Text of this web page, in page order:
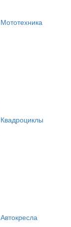
Мототехника
Квадроциклы
Автокресла